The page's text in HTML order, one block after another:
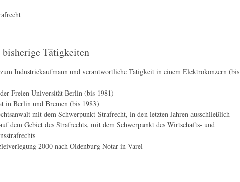
Tätigkeiten
Industriekaufmann und verantwortliche Tätigkeit in einem Elektrokonzern (bis
Freien Universität Berlin (bis 1981)
in Berlin und Bremen (bis 1983)
mit dem Schwerpunkt Strafrecht, in den letzten Jahren ausschließlich
dem Gebiet des Strafrechts, mit dem Schwerpunkt des Wirtschafts- und
2000 nach Oldenburg Notar in Varel